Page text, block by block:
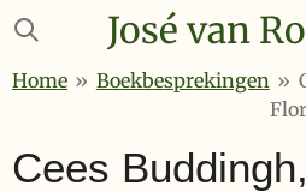
Ga
naar
José van
Home » Boekbesprekingen »
Cees